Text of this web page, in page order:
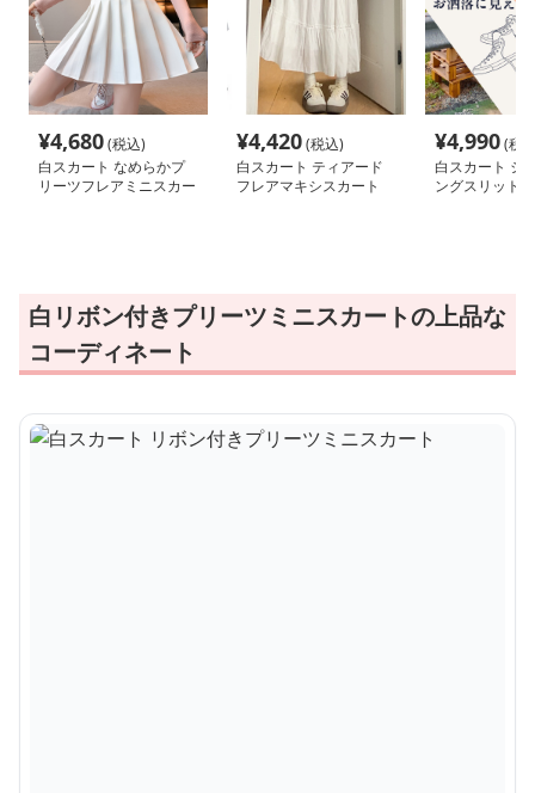
¥4,680(税込)
白スカート なめらかプ
リーツフレアミニスカー
¥4,420(税込)
白スカート ティアード
フレアマキシスカート
¥4,990(税
白スカート シ
ングスリット
白リボン付きプリーツミニスカートの上品な
コーディネート